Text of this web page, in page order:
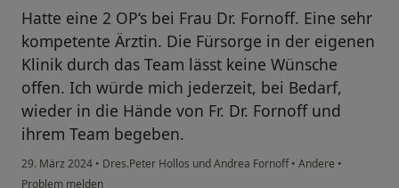
Hatte eine 2 OP‘s bei Frau Dr. Fornoff. Eine sehr
kompetente Ärztin. Die Fürsorge in der eigenen
Klinik durch das Team lässt keine Wünsche
offen. Ich würde mich jederzeit, bei Bedarf,
wieder in die Hände von Fr. Dr. Fornoff und
ihrem Team begeben.
29. März 2024 • Dres.Peter Hollos und Andrea Fornoff• Andere •
Problem melden